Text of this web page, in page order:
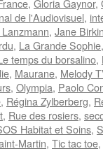
, Gloria Gaynor,
de l'Audiovisuel,
, Jane
, La Grande Sophie
temps du borsalino,
, Maurane, Melody
, Olympia, Paolo
, Régina Zylberberg,
, Rue des rosiers,
Habitat et Soins,
Martin, Tic tac toe,